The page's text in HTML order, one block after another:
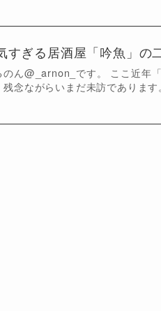
すぎる居酒屋「吟魚」の
ん@_arnon_です。 ここ近年
念ながらいまだ未訪でありま